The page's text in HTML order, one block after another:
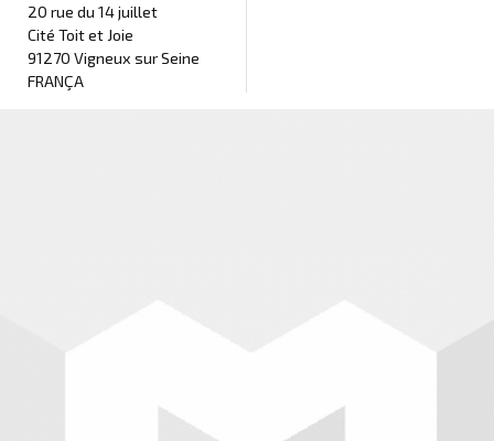
20 rue du 14 juillet
Cité Toit et Joie
91270 Vigneux sur Seine
FRANÇA